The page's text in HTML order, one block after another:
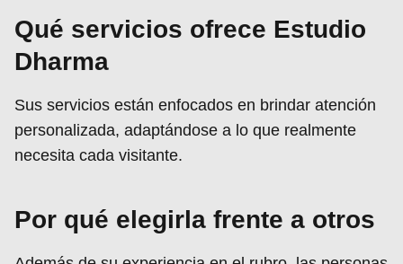
Qué servicios ofrece Estudio
Dharma
Sus servicios están enfocados en brindar atención
personalizada, adaptándose a lo que realmente
necesita cada visitante.
Por qué elegirla frente a otros